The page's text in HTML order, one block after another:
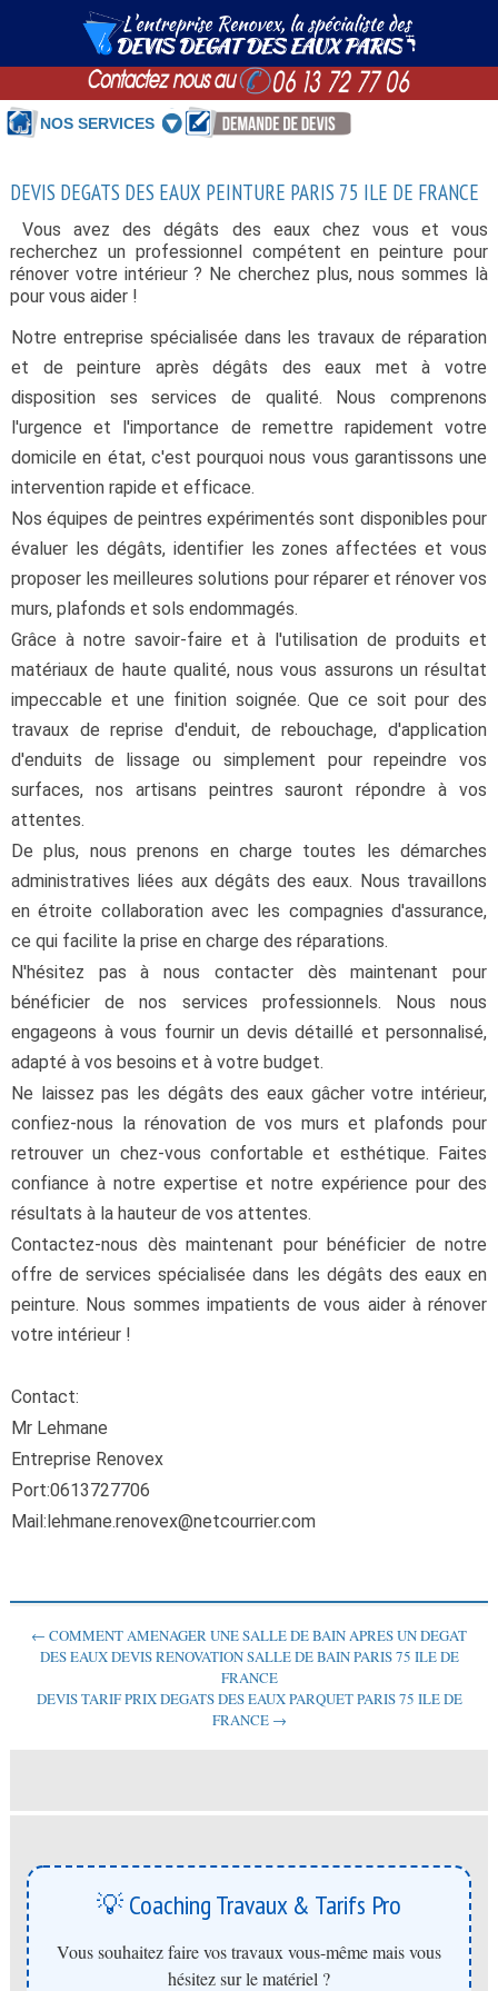
NOS SERVICES
DEVIS DEGATS DES EAUX PEINTURE PARIS 75 ILE DE FRANCE
Vous avez des dégâts des eaux chez vous et vous
recherchez un professionnel compétent en peinture pour
rénover votre intérieur ? Ne cherchez plus, nous sommes là
pour vous aider !
Notre entreprise spécialisée dans les travaux de réparation
et de peinture après dégâts des eaux met à votre
disposition ses services de qualité. Nous comprenons
l'urgence et l'importance de remettre rapidement votre
domicile en état, c'est pourquoi nous vous garantissons une
intervention rapide et efficace.
Nos équipes de peintres expérimentés sont disponibles pour
évaluer les dégâts, identifier les zones affectées et vous
proposer les meilleures solutions pour réparer et rénover vos
murs, plafonds et sols endommagés.
Grâce à notre savoir-faire et à l'utilisation de produits et
matériaux de haute qualité, nous vous assurons un résultat
impeccable et une finition soignée. Que ce soit pour des
travaux de reprise d'enduit, de rebouchage, d'application
d'enduits de lissage ou simplement pour repeindre vos
surfaces, nos artisans peintres sauront répondre à vos
attentes.
De plus, nous prenons en charge toutes les démarches
administratives liées aux dégâts des eaux. Nous travaillons
en étroite collaboration avec les compagnies d'assurance,
ce qui facilite la prise en charge des réparations.
N'hésitez pas à nous contacter dès maintenant pour
bénéficier de nos services professionnels. Nous nous
engageons à vous fournir un devis détaillé et personnalisé,
adapté à vos besoins et à votre budget.
Ne laissez pas les dégâts des eaux gâcher votre intérieur,
confiez-nous la rénovation de vos murs et plafonds pour
retrouver un chez-vous confortable et esthétique. Faites
confiance à notre expertise et notre expérience pour des
résultats à la hauteur de vos attentes.
Contactez-nous dès maintenant pour bénéficier de notre
offre de services spécialisée dans les dégâts des eaux en
peinture. Nous sommes impatients de vous aider à rénover
votre intérieur !
Contact:
Mr Lehmane
Entreprise Renovex
Port:0613727706
Mail:lehmane.renovex@netcourrier.com
← COMMENT AMENAGER UNE SALLE DE BAIN APRES UN DEGAT
DES EAUX DEVIS RENOVATION SALLE DE BAIN PARIS 75 ILE DE
FRANCE
DEVIS TARIF PRIX DEGATS DES EAUX PARQUET PARIS 75 ILE DE
FRANCE →
💡 Coaching Travaux & Tarifs Pro
Vous souhaitez faire vos travaux vous-même mais vous
hésitez sur le matériel ?